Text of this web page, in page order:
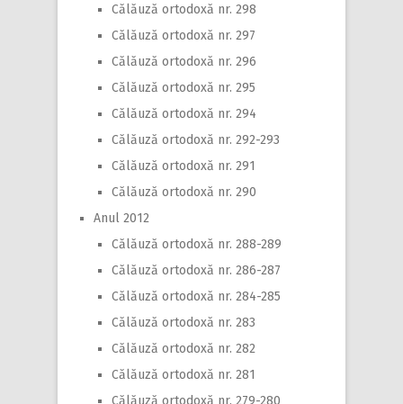
Călăuză ortodoxă nr. 298
Călăuză ortodoxă nr. 297
Călăuză ortodoxă nr. 296
Călăuză ortodoxă nr. 295
Călăuză ortodoxă nr. 294
Călăuză ortodoxă nr. 292-293
Călăuză ortodoxă nr. 291
Călăuză ortodoxă nr. 290
Anul 2012
Călăuză ortodoxă nr. 288-289
Călăuză ortodoxă nr. 286-287
Călăuză ortodoxă nr. 284-285
Călăuză ortodoxă nr. 283
Călăuză ortodoxă nr. 282
Călăuză ortodoxă nr. 281
Călăuză ortodoxă nr. 279-280